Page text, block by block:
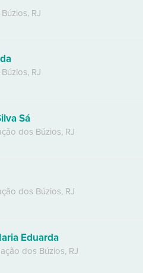
, RJ
, RJ
Sá
dos Búzios, RJ
dos Búzios, RJ
Eduarda
dos Búzios, RJ